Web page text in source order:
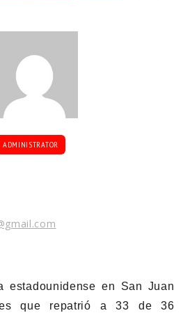
ADMINISTRATOR
estadounidense en San Juan
que repatrió a 33 de 36